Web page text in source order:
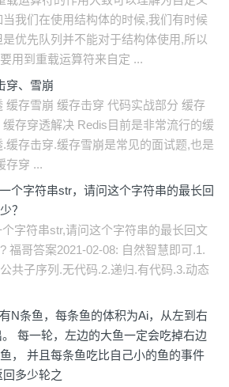
我们在使用结构体的时候,我们有时候
优先队列并不能对于结构体使用,所以
用到重载运算符来自定 ...
穿、雪崩
缓存雪崩 缓存击穿 代码实战部分 缓存
存穿透解决 Redis目前是非常流行的缓
缓存击穿.缓存雪崩是常见的面试题,也是
存穿 ...
个字符串str，请问这个字符串的最长回
？
字符串str,请问这个字符串的最长回文
福哥答案2021-02-08: 自然智慧即可.1.
共子序列.无代码.2.递归.有代码.3.动态
N条鱼，每条鱼的体积为Ai，从左到右
每一轮，左边的大鱼一定会吃掉右边
， 并且每条鱼吃比自己小的鱼的事件
多少轮之